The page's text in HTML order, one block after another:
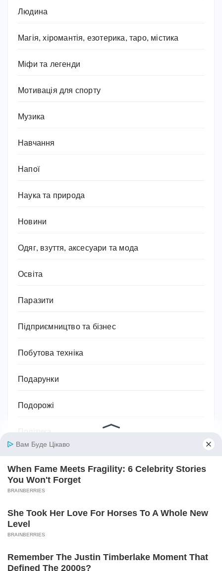
Людина
Магія, хіромантія, езотерика, таро, містика
Міфи та легенди
Мотивація для спорту
Музика
Навчання
Напої
Наука та природа
Новини
Одяг, взуття, аксесуари та мода
Освіта
Паразити
Підприємництво та бізнес
Побутова техніка
Подарунки
Подорожі
Посуд
Право
Приватна власність
Привітання